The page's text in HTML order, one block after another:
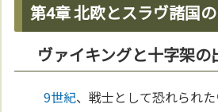
第4章 北欧とスラヴ諸国
ヴァイキングと十字架の
9世紀、戦士として恐れられた